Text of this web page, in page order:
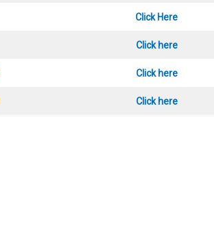
Click Here
Click here
Click here
Click here